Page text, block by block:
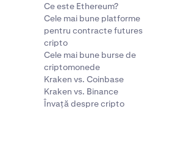
Ce este Ethereum?
Cele mai bune platforme
pentru contracte futures
cripto
Cele mai bune burse de
criptomonede
Kraken vs. Coinbase
Kraken vs. Binance
Învață despre cripto